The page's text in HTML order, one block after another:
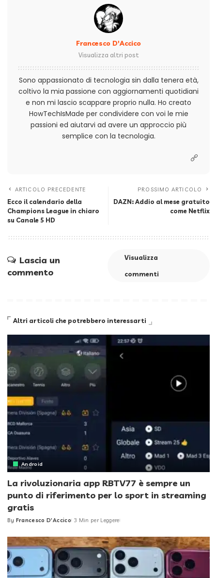
Francesco D'Accico
Visualizza altri post
Sono appassionato di tecnologia sin dalla tenera età,
coltivo la mia passione con aggiornamenti quotidiani
e non mi lascio scappare proprio nulla. Ho creato
HowTechIsMade per condividere con voi le mie
passioni ed aiutarvi ad avere un approccio più
semplice con la tecnologia.
ARTICOLO PRECEDENTE
Ecco il calendario della
Champions League in chiaro
su Canale 5 HD
PROSSIMO ARTICOLO
DAZN: Addio al mese gratuito
come Netflix
Lascia un
commento
Visualizza
commenti
Altri articoli che potrebbero interessarti
Android
La rivoluzionaria app RBTV77 è sempre un
punto di riferimento per lo sport in streaming
gratis
Posted
By Francesco D'Accico 3 Min per Leggere